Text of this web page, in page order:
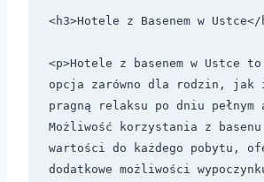
<h3>Hotele z Basenem w Ustce</
<p>Hotele z basenem w Ustce to
opcja zarówno dla rodzin,
pragną relaksu po dniu
Możliwość korzystania z
wartości do każdego pobytu,
dodatkowe możliwości